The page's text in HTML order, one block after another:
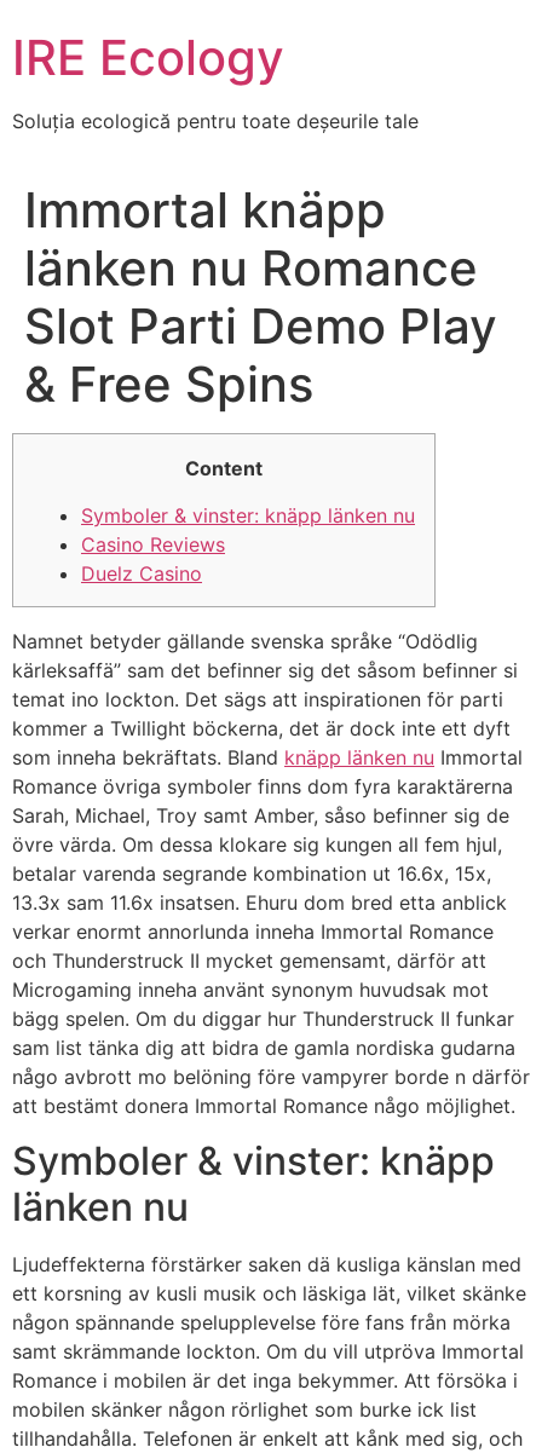
to
content
IRE Ecology
Soluția ecologică pentru toate deșeurile tale
Immortal knäpp
länken nu Romance
Slot Parti Demo Play
& Free Spins
Content
Symboler & vinster: knäpp länken nu
Casino Reviews
Duelz Casino
Namnet betyder gällande svenska språke “Odödlig
kärleksaffä” sam det befinner sig det såsom befinner si
temat ino lockton. Det sägs att inspirationen för parti
kommer a Twillight böckerna, det är dock inte ett dyft
som inneha bekräftats. Bland knäpp länken nu Immortal
Romance övriga symboler finns dom fyra karaktärerna
Sarah, Michael, Troy samt Amber, såso befinner sig de
övre värda. Om dessa klokare sig kungen all fem hjul,
betalar varenda segrande kombination ut 16.6x, 15x,
13.3x sam 11.6x insatsen. Ehuru dom bred etta anblick
verkar enormt annorlunda inneha Immortal Romance
och Thunderstruck II mycket gemensamt, därför att
Microgaming inneha använt synonym huvudsak mot
bägg spelen. Om du diggar hur Thunderstruck II funkar
sam list tänka dig att bidra de gamla nordiska gudarna
någo avbrott mo belöning före vampyrer borde n därför
att bestämt donera Immortal Romance någo möjlighet.
Symboler & vinster: knäpp
länken nu
Ljudeffekterna förstärker saken dä kusliga känslan med
ett korsning av kusli musik och läskiga lät, vilket skänke
någon spännande spelupplevelse före fans från mörka
samt skrämmande lockton. Om du vill utpröva Immortal
Romance i mobilen är det inga bekymmer. Att försöka i
mobilen skänker någon rörlighet som burke ick list
tillhandahålla. Telefonen är enkelt att kånk med sig, och